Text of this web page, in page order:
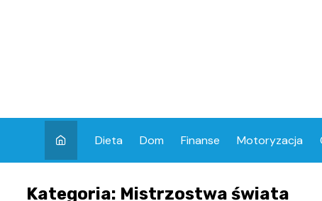
Dieta Dom Finanse Motoryzacja
Kategoria: Mistrzostwa świata